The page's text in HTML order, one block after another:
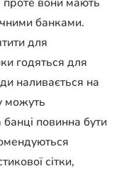
банками.
для
годяться для
наливається на
можуть
повинна бути
сітки,